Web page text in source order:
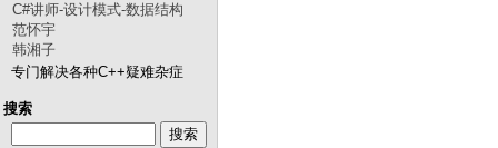
C#讲师-设计模式-数据结构
范怀宇
韩湘子
专门解决各种C++疑难杂症
搜索